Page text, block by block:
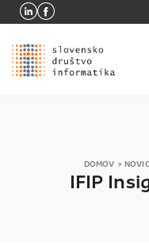
DOMOV >
IFIP